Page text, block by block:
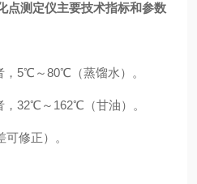
点测定仪主要技术指标和参数
5℃～80℃（蒸馏水）。
32℃～162℃（甘油）。
修正）。